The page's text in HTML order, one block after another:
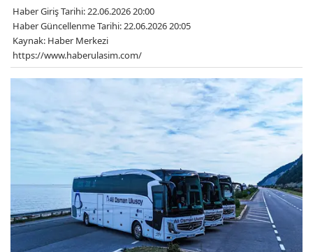
Haber Giriş Tarihi: 22.06.2026 20:00
Haber Güncellenme Tarihi: 22.06.2026 20:05
Kaynak: Haber Merkezi
https://www.haberulasim.com/